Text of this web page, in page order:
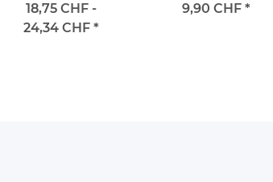
18,75 CHF -
24,34 CHF *
9,90 CHF *